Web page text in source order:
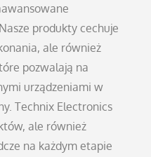
produkty cechuje
ale również
pozwalają na
urządzeniami w
Technix Electronics
ale również
na każdym etapie